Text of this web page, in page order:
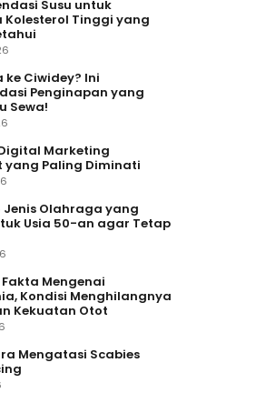
Susu untuk
Kolesterol Tinggi yang
ke Ciwidey? Ini
Penginapan yang
Sewa!
Marketing
yang Paling Diminati
Jenis Olahraga yang
Usia 50-an agar Tetap
Mengenai
Kondisi Menghilangnya
Kekuatan Otot
Mengatasi Scabies